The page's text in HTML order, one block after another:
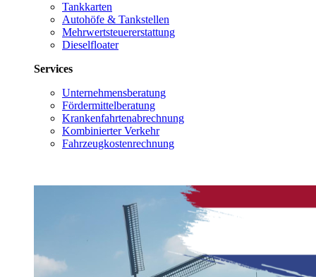
Tankkarten
Autohöfe & Tankstellen
Mehrwertsteuererstattung
Dieselfloater
Services
Unternehmensberatung
Fördermittelberatung
Krankenfahrtenabrechnung
Kombinierter Verkehr
Fahrzeugkostenrechnung